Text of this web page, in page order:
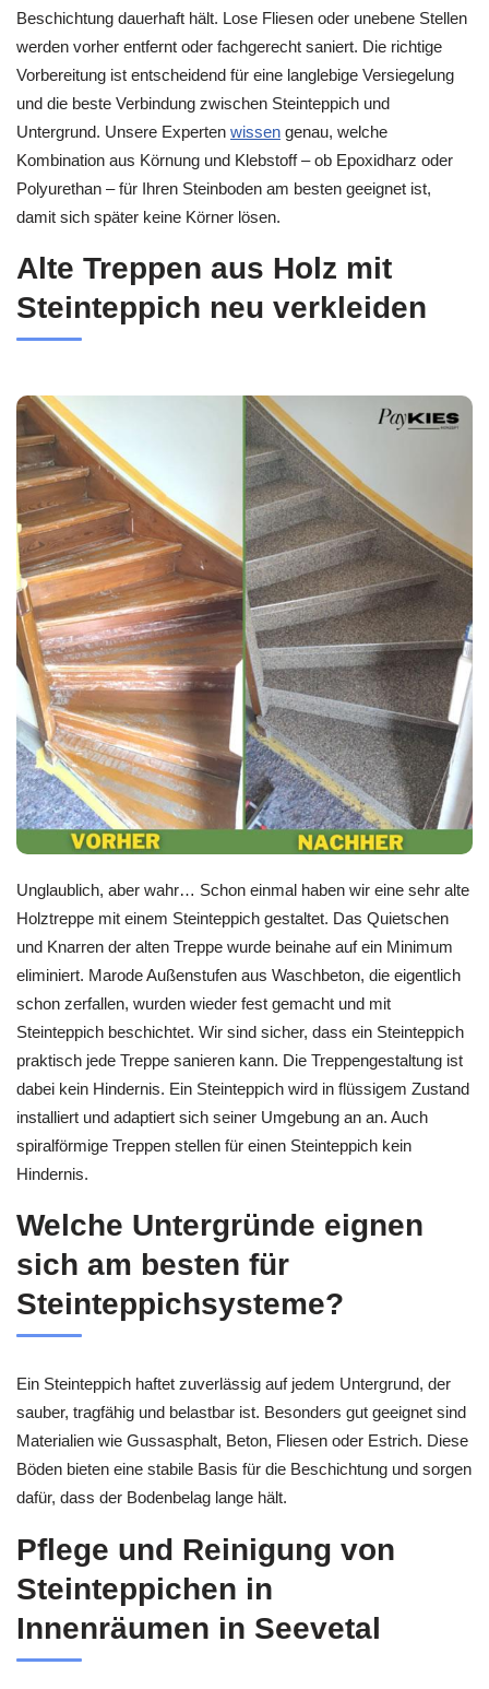
Beschichtung dauerhaft hält. Lose Fliesen oder unebene Stellen
werden vorher entfernt oder fachgerecht saniert. Die richtige
Vorbereitung ist entscheidend für eine langlebige Versiegelung
und die beste Verbindung zwischen Steinteppich und
Untergrund. Unsere Experten wissen genau, welche
Kombination aus Körnung und Klebstoff – ob Epoxidharz oder
Polyurethan – für Ihren Steinboden am besten geeignet ist,
damit sich später keine Körner lösen.
Alte Treppen aus Holz mit
Steinteppich neu verkleiden
Unglaublich, aber wahr… Schon einmal haben wir eine sehr alte
Holztreppe mit einem Steinteppich gestaltet. Das Quietschen
und Knarren der alten Treppe wurde beinahe auf ein Minimum
eliminiert. Marode Außenstufen aus Waschbeton, die eigentlich
schon zerfallen, wurden wieder fest gemacht und mit
Steinteppich beschichtet. Wir sind sicher, dass ein Steinteppich
praktisch jede Treppe sanieren kann. Die Treppengestaltung ist
dabei kein Hindernis. Ein Steinteppich wird in flüssigem Zustand
installiert und adaptiert sich seiner Umgebung an an. Auch
spiralförmige Treppen stellen für einen Steinteppich kein
Hindernis.
Welche Untergründe eignen
sich am besten für
Steinteppichsysteme?
Ein Steinteppich haftet zuverlässig auf jedem Untergrund, der
sauber, tragfähig und belastbar ist. Besonders gut geeignet sind
Materialien wie Gussasphalt, Beton, Fliesen oder Estrich. Diese
Böden bieten eine stabile Basis für die Beschichtung und sorgen
dafür, dass der Bodenbelag lange hält.
Pflege und Reinigung von
Steinteppichen in
Innenräumen in Seevetal